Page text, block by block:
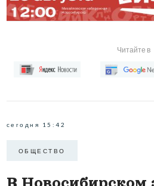
Читайте в
сегодня 15:42
ОБЩЕСТВО
В Новосибирском